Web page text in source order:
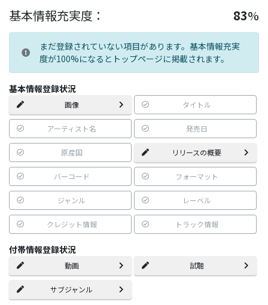
基本情報充実度： 83%
まだ登録されていない項目があります。基本情報充実
度が100%になるとトップページに掲載されます。
基本情報登録状況
画像 タイトル
アーティスト名 発売日
原産国 リリースの概要
バーコード フォーマット
ジャンル レーベル
クレジット情報 トラック情報
付帯情報登録状況
動画 試聴
サブジャンル